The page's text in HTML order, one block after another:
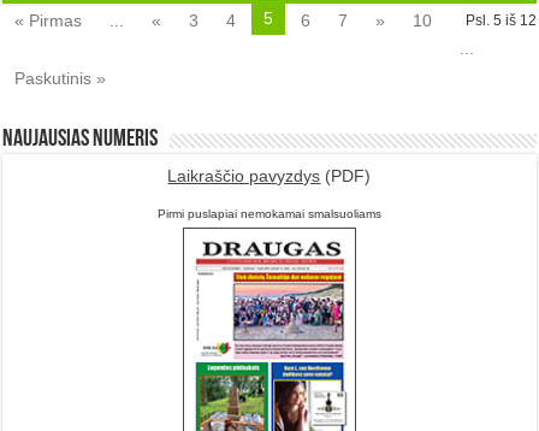
Psl. 5 iš 12
« Pirmas « 3 4 5 6 7 »
10
Paskutinis »
Naujausias numeris
Laikraščio pavyzdys (PDF)
Pirmi puslapiai nemokamai smalsuoliams